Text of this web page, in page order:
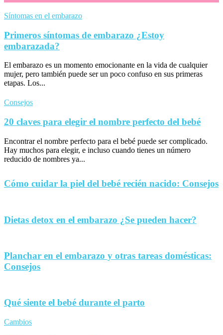
Síntomas en el embarazo
Primeros síntomas de embarazo ¿Estoy
embarazada?
El embarazo es un momento emocionante en la vida de cualquier
mujer, pero también puede ser un poco confuso en sus primeras
etapas. Los...
Consejos
20 claves para elegir el nombre perfecto del bebé
Encontrar el nombre perfecto para el bebé puede ser complicado.
Hay muchos para elegir, e incluso cuando tienes un número
reducido de nombres ya...
Cómo cuidar la piel del bebé recién nacido: Consejos
Dietas detox en el embarazo ¿Se pueden hacer?
Planchar en el embarazo y otras tareas domésticas:
Consejos
Qué siente el bebé durante el parto
Cambios